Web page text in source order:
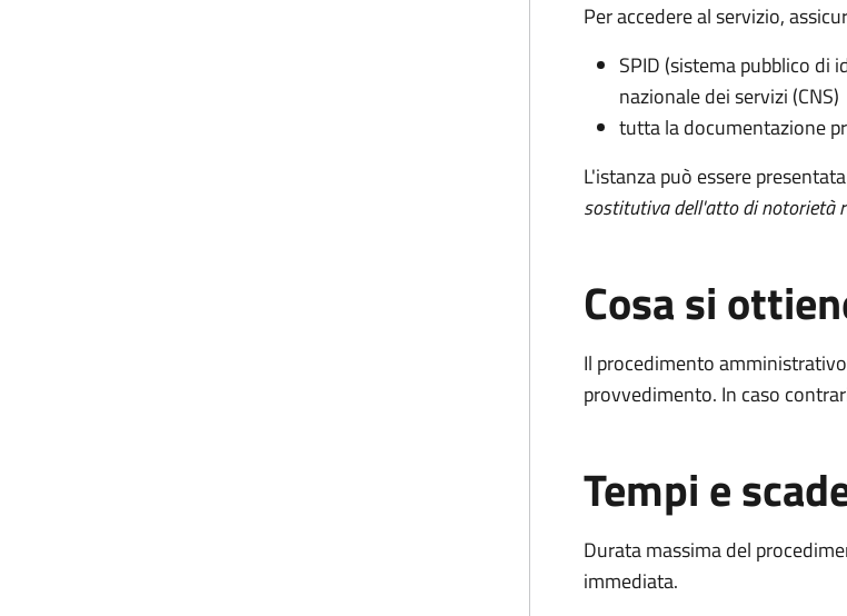
Per accedere al servizio,
SPID (sistema pubblico di
nazionale dei servizi (CNS)
tutta la documentazione
L'istanza può essere
sostitutiva dell'atto di notorietà
Cosa si
Il procedimento
provvedimento. In caso
Tempi e
Durata massima del
immediata.